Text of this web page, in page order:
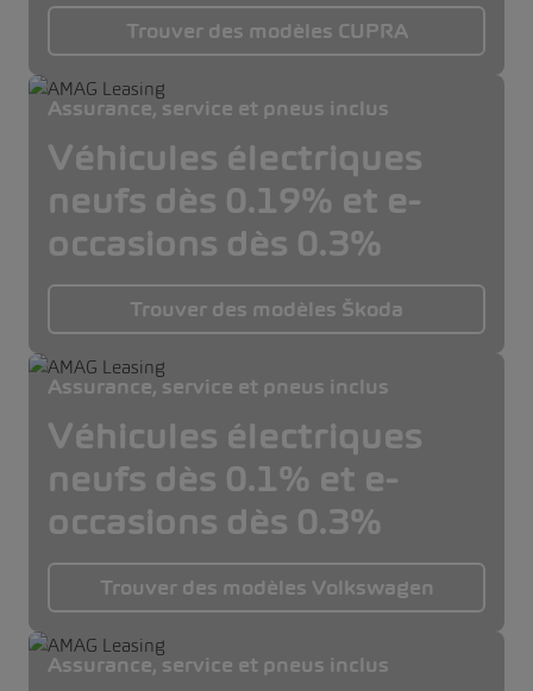
Trouver des modèles CUPRA
Assurance, service et pneus inclus
Véhicules électriques
neufs dès 0.19% et e-
occasions dès 0.3%
Trouver des modèles Škoda
Assurance, service et pneus inclus
Véhicules électriques
neufs dès 0.1% et e-
occasions dès 0.3%
Trouver des modèles Volkswagen
Assurance, service et pneus inclus